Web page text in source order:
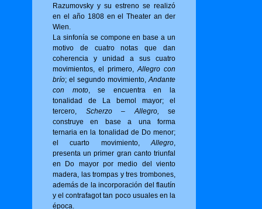
Razumovsky y su estreno se realizó
en el año 1808 en el Theater an der
Wien.
La sinfonía se compone en base a un
motivo de cuatro notas que dan
coherencia y unidad a sus cuatro
movimientos, el primero,Allegro con
brío; el segundo movimiento,Andante
con moto, se encuentra en la
tonalidad de La bemol mayor; el
tercero, Scherzo – Allegro, se
construye en base a una forma
ternaria en la tonalidad de Do menor;
el cuarto movimiento,Allegro,
presenta un primer gran canto triunfal
en Do mayor por medio del viento
madera, las trompas y tres trombones,
además de la incorporación del flautín
y el contrafagot tan poco usuales en la
época.